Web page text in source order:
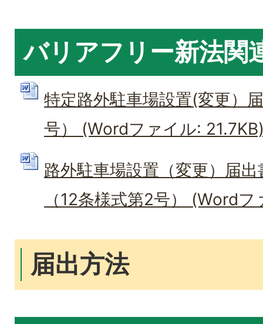
バリアフリー新法関
特定路外駐車場設置(変更）
号） (Wordファイル:
路外駐車場設置（変更）届
（12条様式第2号） (Word
届出方法